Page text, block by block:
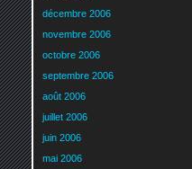
décembre 2006
novembre 2006
octobre 2006
septembre 2006
août 2006
juillet 2006
juin 2006
mai 2006